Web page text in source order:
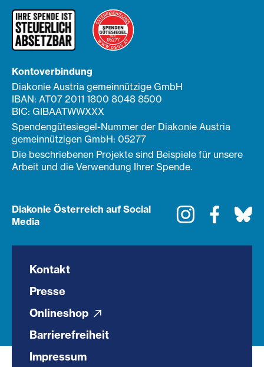
Kontoverbindung
Diakonie Austria gemeinnützige GmbH
IBAN: AT07 2011 1800 8048 8500
BIC: GIBAATWWXXX
Spendengütesiegel-Nummer der Diakonie Austria
gemeinnützigen GmbH: 05277
Die beschriebenen Projekte sind Beispiele für unsere
Arbeit und die Verwendung Ihrer Spende.
Diakonie Österreich auf Social
Media
Instagram
Kontakt
Presse
Onlineshop
Barrierefreiheit
Impressum